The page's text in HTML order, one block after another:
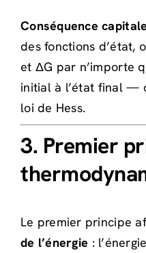
Conséquence
des fonctions d’état,
et ΔG par n’importe
initial à l’état final —
loi de Hess.
3. Premier
Le premier principe
de l’énergie :